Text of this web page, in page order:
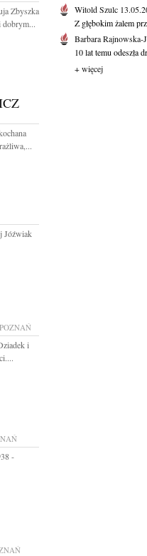
Zbyszka
dobrym...
Jóźwiak
POZNAŃ
i
-
Witold Szulc
Z głębokim żalem
Barbara Rajnowska-
10 lat temu odeszła
+ więcej